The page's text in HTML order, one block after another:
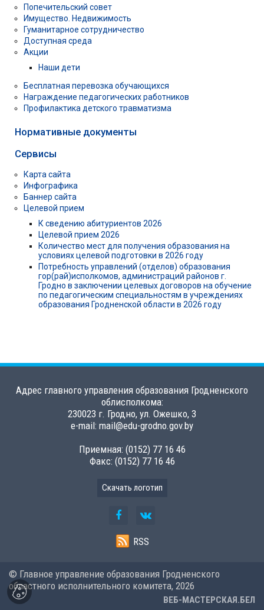
Попечительский совет
Имущество. Недвижимость
Гуманитарное сотрудничество
Доступная среда
Акции
Наши дети
Бесплатная перевозка обучающихся
Награждение педагогических работников
Профилактика детского травматизма
Нормативные документы
Сервисы
Карта сайта
Инфографика
Баннер сайта
Целевой прием
К сведению абитуриентов 2026
Целевой прием 2026
Количество мест для получения образования на
условиях целевой подготовки в 2026 году
Потребность управлений (отделов) образования
гор(рай)исполкомов, администраций районов г.
Гродно в заключении целевых договоров на обучение
по педагогическим специальностям в учреждениях
образования Гродненской области в 2026 году
Адрес главного управления образования Гродненского
облисполкома:
230023 г. Гродно, ул. Ожешко, 3
e-mail: mail@edu-grodno.gov.by
Приемная: (0152) 77 16 46
Факс: (0152) 77 16 46
Скачать логотип
RSS
© Главное управление образования Гродненского
областного исполнительного комитета, 2026
ВЕБ-МАСТЕРСКАЯ.БЕЛ